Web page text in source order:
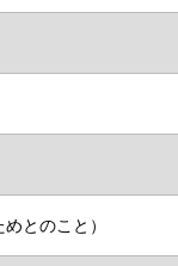
とのこと）